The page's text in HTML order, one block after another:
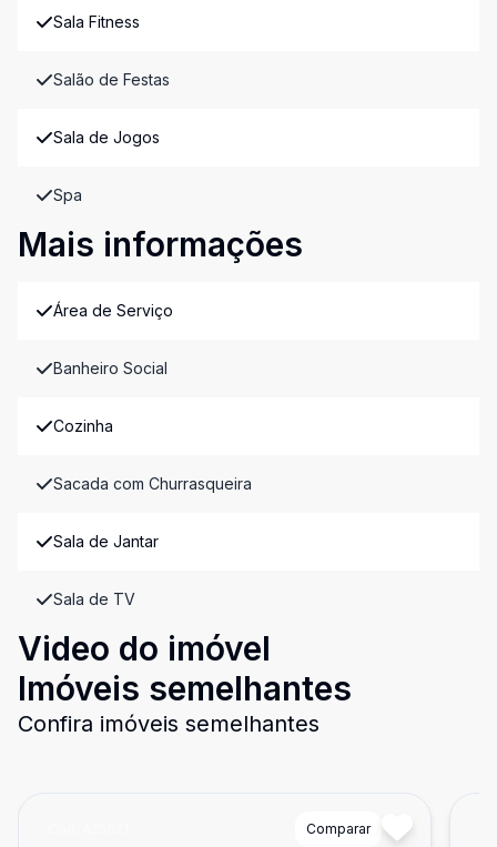
Sala Fitness
Salão de Festas
Sala de Jogos
Spa
Mais informações
Área de Serviço
Banheiro Social
Cozinha
Sacada com Churrasqueira
Sala de Jantar
Sala de TV
Video do imóvel
Imóveis semelhantes
Confira imóveis semelhantes
Comparar